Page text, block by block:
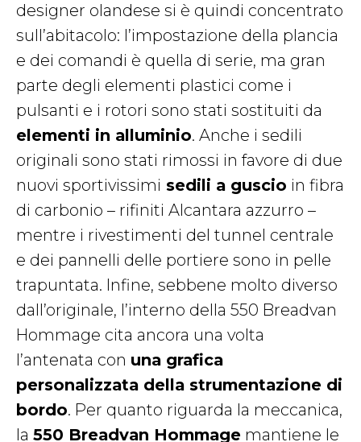
designer olandese si è quindi concentrato
sull’abitacolo: l’impostazione della plancia
e dei comandi è quella di serie, ma gran
parte degli elementi plastici come i
pulsanti e i rotori sono stati sostituiti da
elementi in alluminio. Anche i sedili
originali sono stati rimossi in favore di due
nuovi sportivissimi sedili a guscio in fibra
di carbonio – rifiniti Alcantara azzurro –
mentre i rivestimenti del tunnel centrale
e dei pannelli delle portiere sono in pelle
trapuntata. Infine, sebbene molto diverso
dall’originale, l’interno della 550 Breadvan
Hommage cita ancora una volta
l’antenata con una grafica
personalizzata della strumentazione di
bordo. Per quanto riguarda la meccanica,
la 550 Breadvan Hommage mantiene le